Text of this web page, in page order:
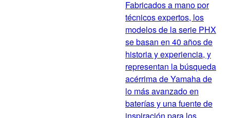
Fabricados a mano por
técnicos expertos, los
modelos de la serie PHX
se basan en 40 años de
historia y experiencia, y
representan la búsqueda
acérrima de Yamaha de
lo más avanzado en
baterías y una fuente de
inspiración para los